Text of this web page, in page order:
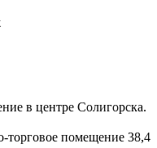
в центре Солигорска.
торговое помещение 38,4